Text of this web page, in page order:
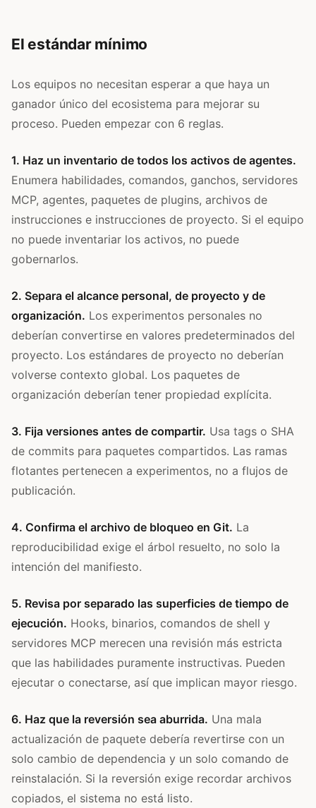
El estándar mínimo
Los equipos no necesitan esperar a que haya un
ganador único del ecosistema para mejorar su
proceso. Pueden empezar con 6 reglas.
1. Haz un inventario de todos los activos de agentes.
Enumera habilidades, comandos, ganchos, servidores
MCP, agentes, paquetes de plugins, archivos de
instrucciones e instrucciones de proyecto. Si el equipo
no puede inventariar los activos, no puede
gobernarlos.
2. Separa el alcance personal, de proyecto y de
organización. Los experimentos personales no
deberían convertirse en valores predeterminados del
proyecto. Los estándares de proyecto no deberían
volverse contexto global. Los paquetes de
organización deberían tener propiedad explícita.
3. Fija versiones antes de compartir. Usa tags o SHA
de commits para paquetes compartidos. Las ramas
flotantes pertenecen a experimentos, no a flujos de
publicación.
4. Confirma el archivo de bloqueo en Git. La
reproducibilidad exige el árbol resuelto, no solo la
intención del manifiesto.
5. Revisa por separado las superficies de tiempo de
ejecución. Hooks, binarios, comandos de shell y
servidores MCP merecen una revisión más estricta
que las habilidades puramente instructivas. Pueden
ejecutar o conectarse, así que implican mayor riesgo.
6. Haz que la reversión sea aburrida. Una mala
actualización de paquete debería revertirse con un
solo cambio de dependencia y un solo comando de
reinstalación. Si la reversión exige recordar archivos
copiados, el sistema no está listo.